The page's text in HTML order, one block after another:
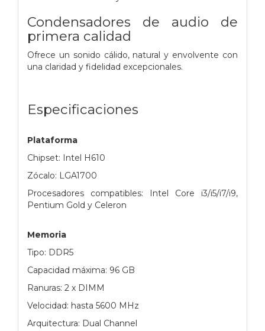
Condensadores de audio de
primera calidad
Ofrece un sonido cálido, natural y envolvente con
una claridad y fidelidad excepcionales.
Especificaciones
Plataforma
Chipset: Intel H610
Zócalo: LGA1700
Procesadores compatibles: Intel Core i3/i5/i7/i9,
Pentium Gold y Celeron
Memoria
Tipo: DDR5
Capacidad máxima: 96 GB
Ranuras: 2 x DIMM
Velocidad: hasta 5600 MHz
Arquitectura: Dual Channel